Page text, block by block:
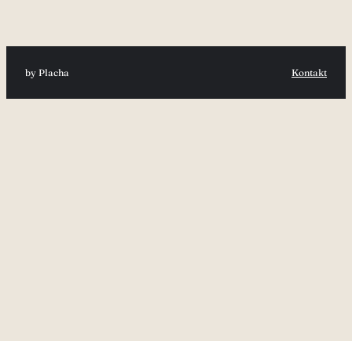
by Placha Kontakt